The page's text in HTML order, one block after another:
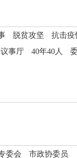
脱贫攻坚
抗击疫
事厅 40年40人
委会 市政协委员